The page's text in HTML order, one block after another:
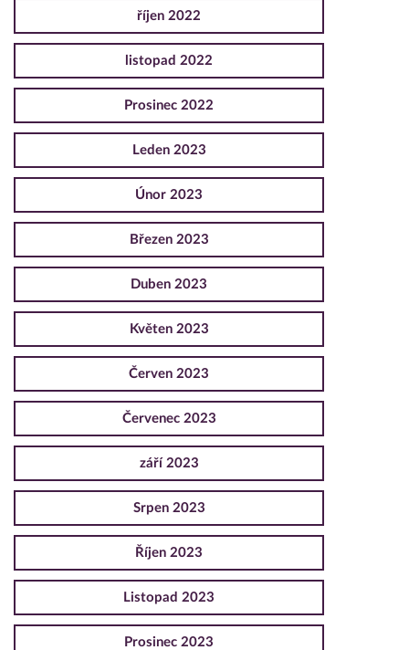
říjen 2022
listopad 2022
Prosinec 2022
Leden 2023
Únor 2023
Březen 2023
Duben 2023
Květen 2023
Červen 2023
Červenec 2023
září 2023
Srpen 2023
Říjen 2023
Listopad 2023
Prosinec 2023